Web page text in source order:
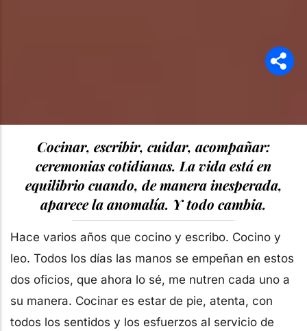
Cocinar, escribir, cuidar, acompañar:
ceremonias cotidianas. La vida está en
equilibrio cuando, de manera inesperada,
aparece la anomalía. Y todo cambia.
Hace varios años que cocino y escribo. Cocino y
leo. Todos los días las manos se empeñan en estos
dos oficios, que ahora lo sé, me nutren cada uno a
su manera. Cocinar es estar de pie, atenta, con
todos los sentidos y los esfuerzos al servicio de